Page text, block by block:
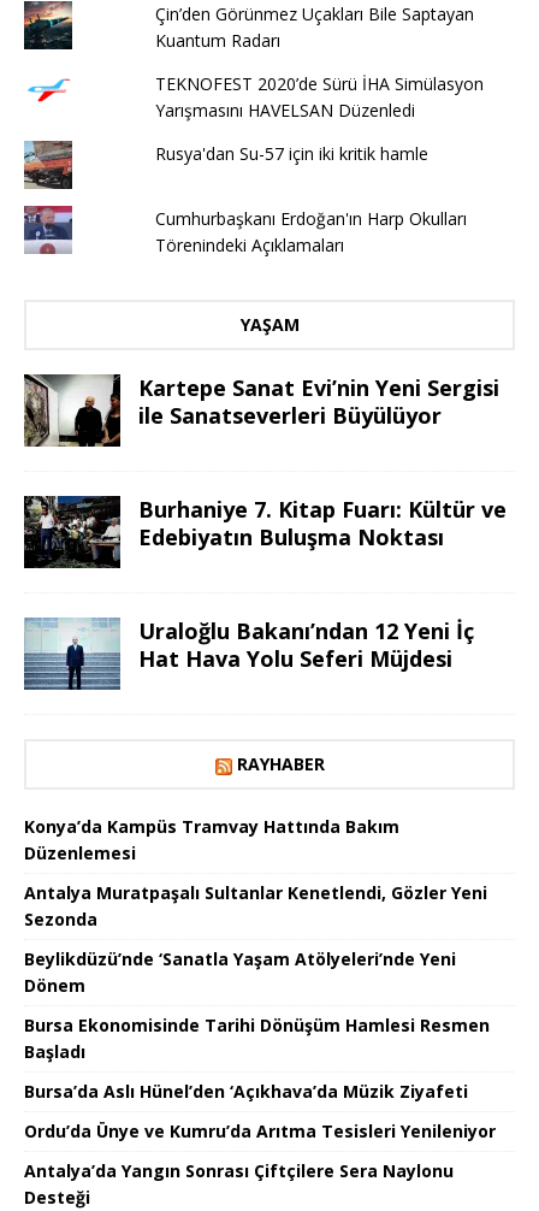
Çin’den Görünmez Uçakları Bile Saptayan
Kuantum Radarı
TEKNOFEST 2020’de Sürü İHA Simülasyon
Yarışmasını HAVELSAN Düzenledi
Rusya'dan Su-57 için iki kritik hamle
Cumhurbaşkanı Erdoğan'ın Harp Okulları
Törenindeki Açıklamaları
YAŞAM
Kartepe Sanat Evi’nin Yeni Sergisi
ile Sanatseverleri Büyülüyor
Burhaniye 7. Kitap Fuarı: Kültür ve
Edebiyatın Buluşma Noktası
Uraloğlu Bakanı’ndan 12 Yeni İç
Hat Hava Yolu Seferi Müjdesi
RAYHABER
Konya’da Kampüs Tramvay Hattında Bakım
Düzenlemesi
Antalya Muratpaşalı Sultanlar Kenetlendi, Gözler Yeni
Sezonda
Beylikdüzü’nde ‘Sanatla Yaşam Atölyeleri’nde Yeni
Dönem
Bursa Ekonomisinde Tarihi Dönüşüm Hamlesi Resmen
Başladı
Bursa’da Aslı Hünel’den ‘Açıkhava’da Müzik Ziyafeti
Ordu’da Ünye ve Kumru’da Arıtma Tesisleri Yenileniyor
Antalya’da Yangın Sonrası Çiftçilere Sera Naylonu
Desteği